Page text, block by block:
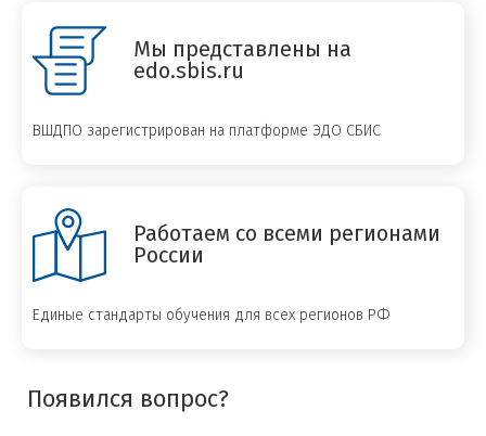
Мы представлены на
edo.sbis.ru
ВШДПО зарегистрирован на платформе ЭДО СБИС
Работаем со всеми регионами
России
Единые стандарты обучения для всех регионов РФ
Появился вопрос?